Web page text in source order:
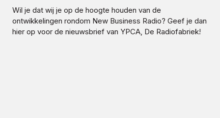
Wil je dat wij je op de hoogte houden van de
ontwikkelingen rondom New Business Radio? Geef je dan
hier op voor de nieuwsbrief van YPCA, De Radiofabriek!